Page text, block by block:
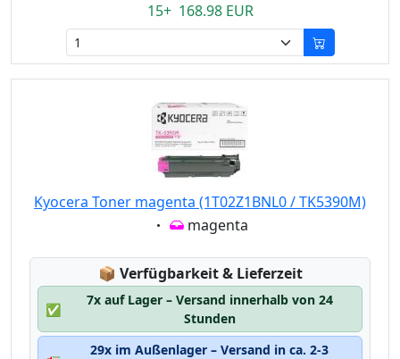
15+ 168.98 EUR
Kyocera Toner magenta (1T02Z1BNL0 / TK5390M)
Eigenschaft:
magenta
📦 Lagerstatus:
Verfügbarkeit & Lieferzeit
✅
7x auf Lager – Versand innerhalb von 24
Stunden
29x im Außenlager – Versand in ca. 2-3